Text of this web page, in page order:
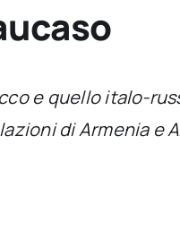
e quello italo-
di Armenia e